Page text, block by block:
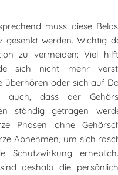
muss diese
gesenkt werden. Wichtig
zu vermeiden: Viel
sich nicht mehr
überhören oder sich auf
auch, dass der
ständig getragen
Phasen ohne
Abnehmen, um sich
Schutzwirkung
deshalb die